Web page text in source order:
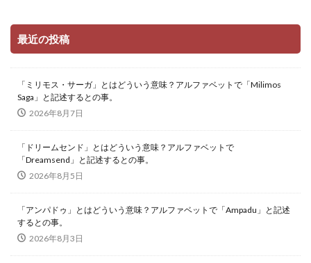
最近の投稿
「ミリモス・サーガ」とはどういう意味？アルファベットで「Milimos
Saga」と記述するとの事。
2026年8月7日
「ドリームセンド」とはどういう意味？アルファベットで
「Dreamsend」と記述するとの事。
2026年8月5日
「アンパドゥ」とはどういう意味？アルファベットで「Ampadu」と記述
するとの事。
2026年8月3日